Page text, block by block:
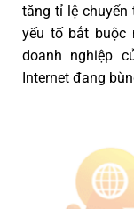
tăng tỉ lệ chuyển
yếu tố bắt buộc
doanh nghiệp
Internet đang